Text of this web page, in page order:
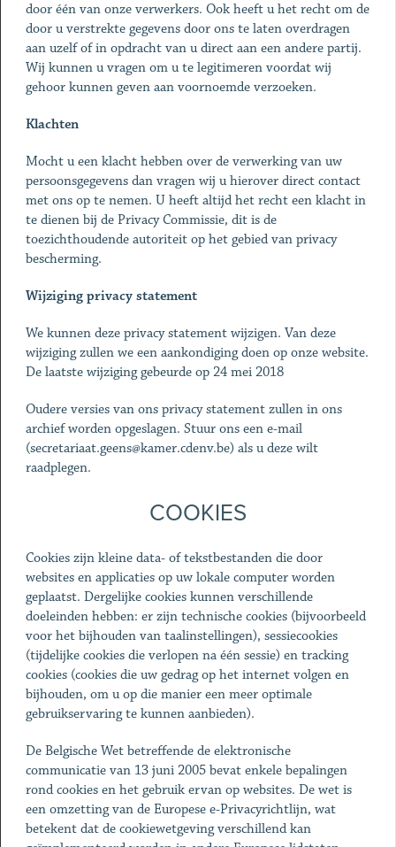
door één van onze verwerkers. Ook heeft u het recht om de
door u verstrekte gegevens door ons te laten overdragen
aan uzelf of in opdracht van u direct aan een andere partij.
Wij kunnen u vragen om u te legitimeren voordat wij
gehoor kunnen geven aan voornoemde verzoeken.
Klachten
Mocht u een klacht hebben over de verwerking van uw
persoonsgegevens dan vragen wij u hierover direct contact
met ons op te nemen. U heeft altijd het recht een klacht in
te dienen bij de Privacy Commissie, dit is de
toezichthoudende autoriteit op het gebied van privacy
bescherming.
Wijziging privacy statement
We kunnen deze privacy statement wijzigen. Van deze
wijziging zullen we een aankondiging doen op onze website.
De laatste wijziging gebeurde op 24 mei 2018
Oudere versies van ons privacy statement zullen in ons
archief worden opgeslagen. Stuur ons een e-mail
(secretariaat.geens@kamer.cdenv.be) als u deze wilt
raadplegen.
COOKIES
Cookies zijn kleine data- of tekstbestanden die door
websites en applicaties op uw lokale computer worden
geplaatst. Dergelijke cookies kunnen verschillende
doeleinden hebben: er zijn technische cookies (bijvoorbeeld
voor het bijhouden van taalinstellingen), sessiecookies
(tijdelijke cookies die verlopen na één sessie) en tracking
cookies (cookies die uw gedrag op het internet volgen en
bijhouden, om u op die manier een meer optimale
gebruikservaring te kunnen aanbieden).
De Belgische Wet betreffende de elektronische
communicatie van 13 juni 2005 bevat enkele bepalingen
rond cookies en het gebruik ervan op websites. De wet is
een omzetting van de Europese e-Privacyrichtlijn, wat
betekent dat de cookiewetgeving verschillend kan